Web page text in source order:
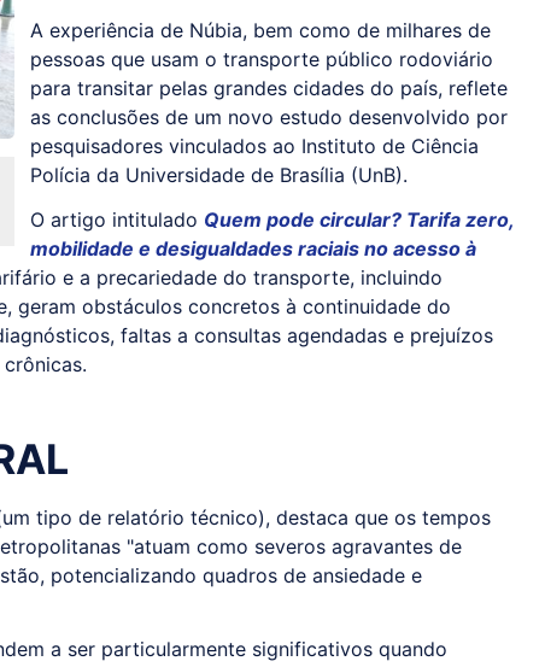
A experiência de Núbia, bem como de milhares de
pessoas que usam o transporte público rodoviário
para transitar pelas grandes cidades do país, reflete
as conclusões de um novo estudo desenvolvido por
pesquisadores vinculados ao Instituto de Ciência
Polícia da Universidade de Brasília (UnB).
O artigo intitulado Quem pode circular? Tarifa zero,
mobilidade e desigualdades raciais no acesso à
e a precariedade do transporte, incluindo
geram obstáculos concretos à continuidade do
faltas a consultas agendadas e prejuízos
tipo de relatório técnico), destaca que os tempos
"atuam como severos agravantes de
potencializando quadros de ansiedade e
a ser particularmente significativos quando